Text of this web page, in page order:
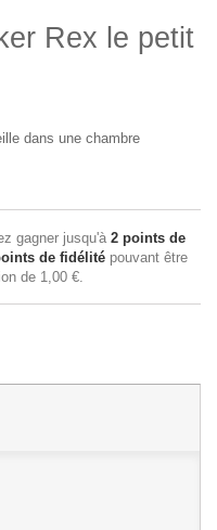
Rex le petit
dans une chambre
gagner jusqu'à 2 points de
de fidélité pouvant être
de 1,00 €.